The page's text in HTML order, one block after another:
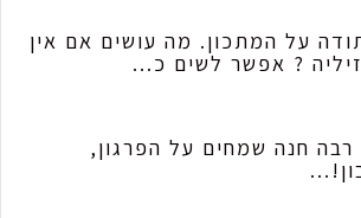
על המתכון. מה עושים אם אין
? אפשר לשים כ...
רבה חנה שמחים על הפרגון,